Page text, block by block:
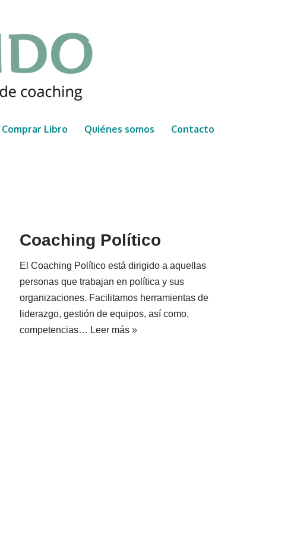
Comprar Libro Quiénes somos Contacto
Coaching Político
El Coaching Político está dirigido a aquellas
personas que trabajan en política y sus
organizaciones. Facilitamos herramientas de
liderazgo, gestión de equipos, así como,
competencias… Leer más »